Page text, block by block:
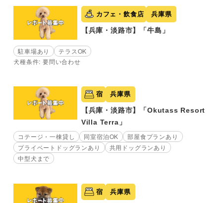
カフェ・飲食店 兵庫県
【兵庫・淡路市】「牛島」
駐車場あり
テラスOK
犬種条件: 要問い合わせ
宿 兵庫県
【兵庫・淡路市】「Okutass Resort
Villa Terra」
コテージ・一棟貸し 同室宿泊OK
部屋食プランあり
プライベートドッグランあり
共用ドッグランあり
中型犬まで
宿 兵庫県